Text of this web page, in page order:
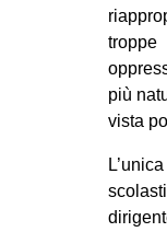
più
vista